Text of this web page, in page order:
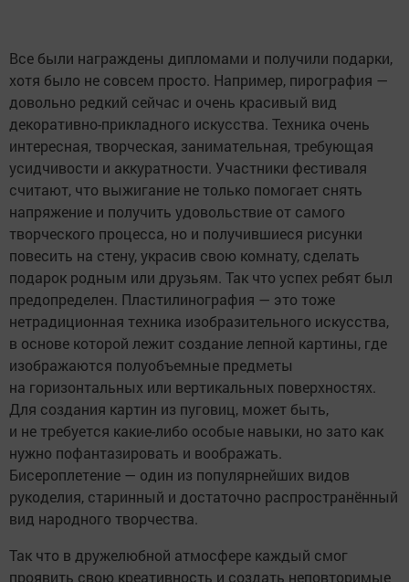
Все были награждены дипломами и получили подарки,
хотя было не совсем просто. Например, пирография —
довольно редкий сейчас и очень красивый вид
декоративно-прикладного искусства. Техника очень
интересная, творческая, занимательная, требующая
усидчивости и аккуратности. Участники фестиваля
считают, что выжигание не только помогает снять
напряжение и получить удовольствие от самого
творческого процесса, но и получившиеся рисунки
повесить на стену, украсив свою комнату, сделать
подарок родным или друзьям. Так что успех ребят был
предопределен. Пластилинография — это тоже
нетрадиционная техника изобразительного искусства,
в основе которой лежит создание лепной картины, где
изображаются полуобъемные предметы
на горизонтальных или вертикальных поверхностях.
Для создания картин из пуговиц, может быть,
и не требуется какие-либо особые навыки, но зато как
нужно пофантазировать и воображать.
Бисероплетение — один из популярнейших видов
рукоделия, старинный и достаточно распространённый
вид народного творчества.
Так что в дружелюбной атмосфере каждый смог
проявить свою креативность и создать неповторимые